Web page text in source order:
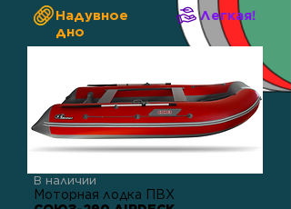
Надувное
дно
Легкая!
В наличии
Моторная лодка ПВХ